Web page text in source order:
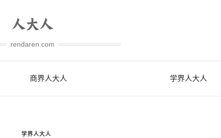
rendaren.com
商界人大人 学界人大人
学界人大人